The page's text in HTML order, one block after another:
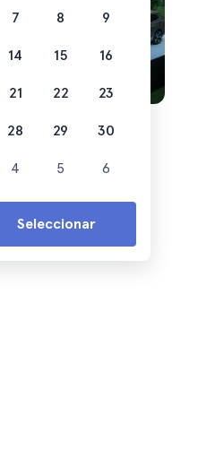
7 8 9
14 15 16
21 22 23
28 29 30
4 5 6
Seleccionar